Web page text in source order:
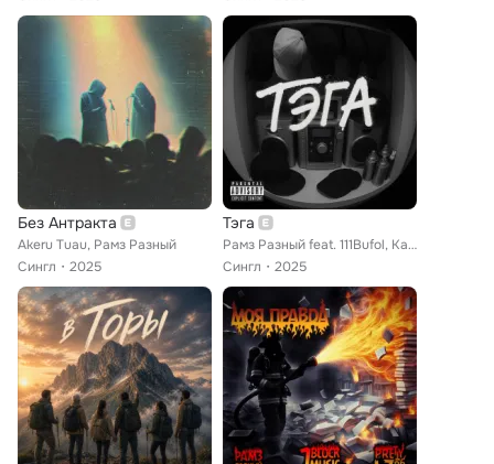
Без Антракта
Akeru Tuau, Рамз Разный
Сингл
2025
Тэга
Рамз Разный feat. 111Bufol, Карась К.М.С.
Сингл
2025